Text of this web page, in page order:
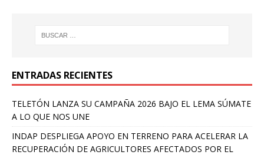
ENTRADAS RECIENTES
TELETÓN LANZA SU CAMPAÑA 2026 BAJO EL LEMA SÚMATE
A LO QUE NOS UNE
INDAP DESPLIEGA APOYO EN TERRENO PARA ACELERAR LA
RECUPERACIÓN DE AGRICULTORES AFECTADOS POR EL